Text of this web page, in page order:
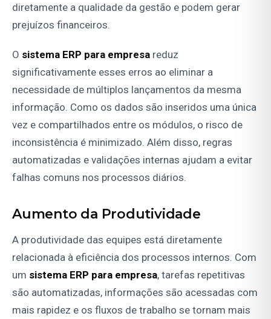
diretamente a qualidade da gestão e podem gerar
prejuízos financeiros.
O sistema ERP para empresa reduz
significativamente esses erros ao eliminar a
necessidade de múltiplos lançamentos da mesma
informação. Como os dados são inseridos uma única
vez e compartilhados entre os módulos, o risco de
inconsistência é minimizado. Além disso, regras
automatizadas e validações internas ajudam a evitar
falhas comuns nos processos diários.
Aumento da Produtividade
A produtividade das equipes está diretamente
relacionada à eficiência dos processos internos. Com
um sistema ERP para empresa, tarefas repetitivas
são automatizadas, informações são acessadas com
mais rapidez e os fluxos de trabalho se tornam mais